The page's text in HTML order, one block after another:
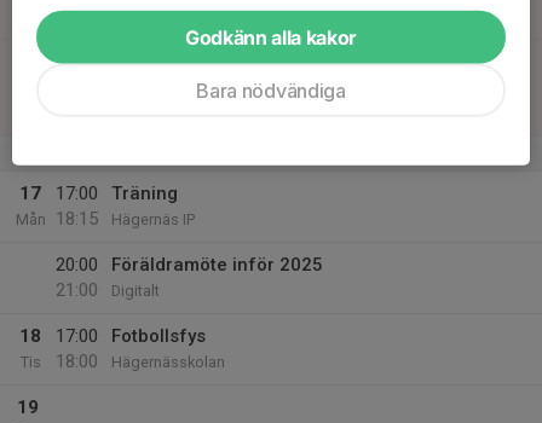
Vilunda fotbollshall Upplands Väsby
14:15
Match mot BKV Norrtälje (INSTÄLLD)
Träningsmatcher F13 - Vit
17
Mån
17:00
18:15
Träning
Hägernäs IP
20:00
21:00
Föräldramöte inför 2025
Digitalt
18
Tis
17:00
18:00
Fotbollsfys
Hägernässkolan
19
Godkänn alla kakor
Bara nödvändiga